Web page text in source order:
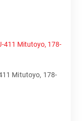
Mitutoyo, 178-